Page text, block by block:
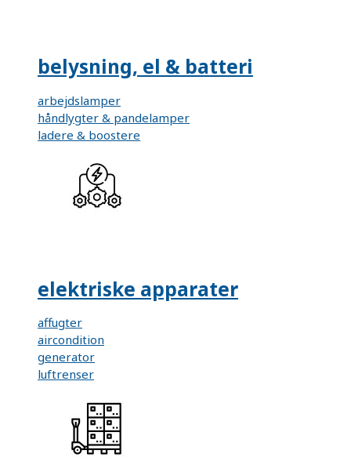
belysning, el & batteri
arbejdslamper
håndlygter & pandelamper
ladere & boostere
elektriske apparater
affugter
aircondition
generator
luftrenser